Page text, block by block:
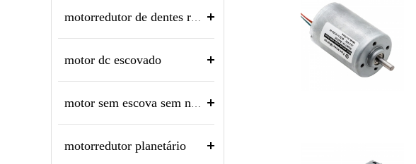
motor dc escovado
motorredutor planetário